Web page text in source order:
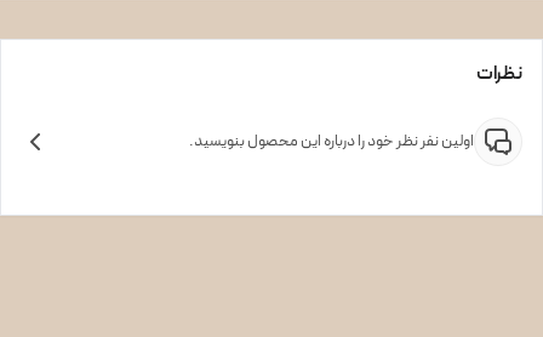
نظرات
اولین نفر نظر خود را درباره این محصول بنویسید.